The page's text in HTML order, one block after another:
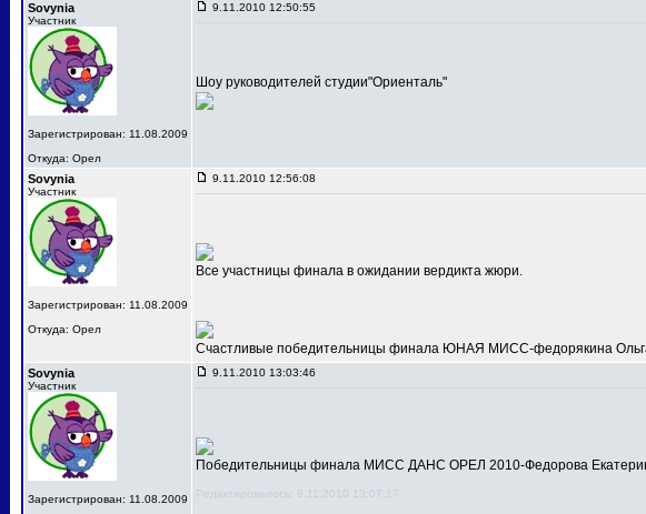
Sovynia
Участник
Зарегистрирован: 11.08.2009
Откуда: Орел
9.11.2010 12:50:55
Шоу руководителей студии"Ориенталь"
Sovynia
Участник
Зарегистрирован: 11.08.2009
Откуда: Орел
9.11.2010 12:56:08
Все участницы финала в ожидании вердикта жюри.
Счастливые победительницы финала ЮНАЯ МИСС-федорякина
Sovynia
Участник
Зарегистрирован: 11.08.2009
9.11.2010 13:03:46
Победительницы финала МИСС ДАНС ОРЕЛ 2010-Федорова
Редактировалось: 9.11.2010 13:07:17